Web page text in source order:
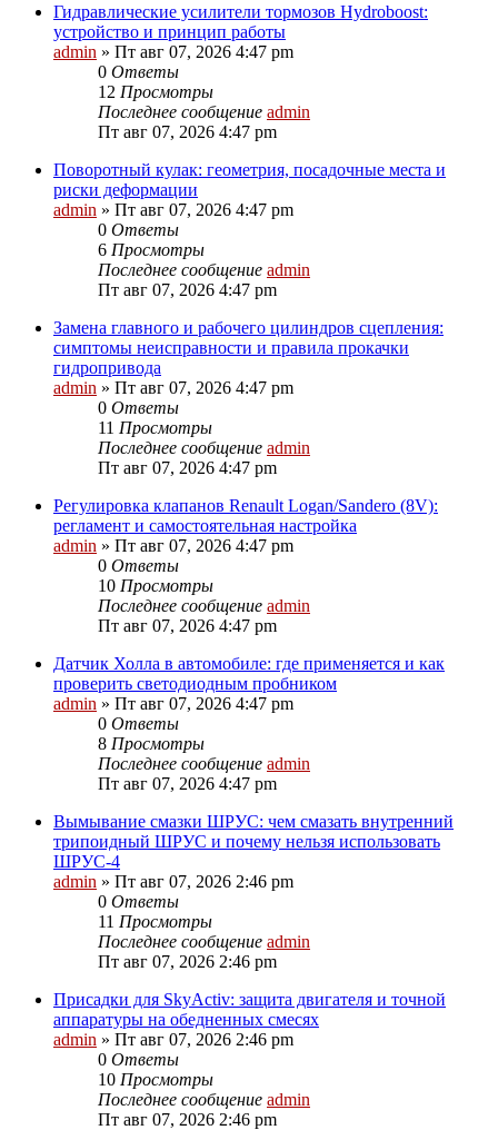
Гидравлические усилители тормозов Hydroboost:
устройство и принцип работы
admin » Пт авг 07, 2026 4:47 pm
0 Ответы
12 Просмотры
Последнее сообщение admin
Пт авг 07, 2026 4:47 pm
Поворотный кулак: геометрия, посадочные места и
риски деформации
admin » Пт авг 07, 2026 4:47 pm
0 Ответы
6 Просмотры
Последнее сообщение admin
Пт авг 07, 2026 4:47 pm
Замена главного и рабочего цилиндров сцепления:
симптомы неисправности и правила прокачки
гидропривода
admin » Пт авг 07, 2026 4:47 pm
0 Ответы
11 Просмотры
Последнее сообщение admin
Пт авг 07, 2026 4:47 pm
Регулировка клапанов Renault Logan/Sandero (8V):
регламент и самостоятельная настройка
admin » Пт авг 07, 2026 4:47 pm
0 Ответы
10 Просмотры
Последнее сообщение admin
Пт авг 07, 2026 4:47 pm
Датчик Холла в автомобиле: где применяется и как
проверить светодиодным пробником
admin » Пт авг 07, 2026 4:47 pm
0 Ответы
8 Просмотры
Последнее сообщение admin
Пт авг 07, 2026 4:47 pm
Вымывание смазки ШРУС: чем смазать внутренний
трипоидный ШРУС и почему нельзя использовать
ШРУС-4
admin » Пт авг 07, 2026 2:46 pm
0 Ответы
11 Просмотры
Последнее сообщение admin
Пт авг 07, 2026 2:46 pm
Присадки для SkyActiv: защита двигателя и точной
аппаратуры на обедненных смесях
admin » Пт авг 07, 2026 2:46 pm
0 Ответы
10 Просмотры
Последнее сообщение admin
Пт авг 07, 2026 2:46 pm